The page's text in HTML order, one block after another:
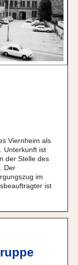
Viernheim als
Unterkunft ist
der Stelle des
Der
im
ist